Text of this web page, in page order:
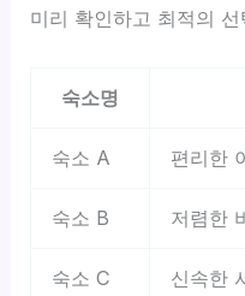
미리 확인하고 최적의
숙소명
숙소 A 편리한
숙소 B 저렴한
숙소 C 신속한